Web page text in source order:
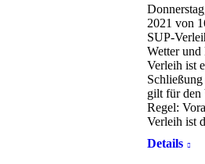
2021 von
SUP-
Wetter
Verleih ist
gilt für den
Regel:
Verleih ist
Details